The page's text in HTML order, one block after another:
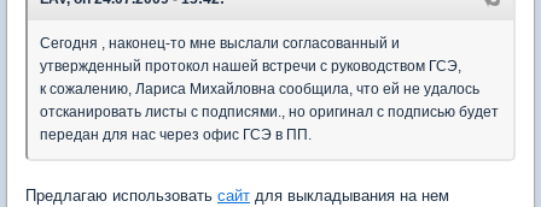
Сегодня , наконец-то мне выслали согласованный и
утвержденный протокол нашей встречи с руководством ГСЭ,
к сожалению, Лариса Михайловна сообщила, что ей не удалось
отсканировать листы с подписями., но оригинал с подписью будет
передан для нас через офис ГСЭ в ПП.
Предлагаю использовать сайт для выкладывания на нем